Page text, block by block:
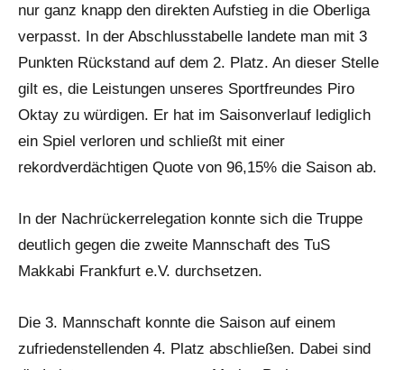
nur ganz knapp den direkten Aufstieg in die Oberliga
verpasst. In der Abschlusstabelle landete man mit 3
Punkten Rückstand auf dem 2. Platz. An dieser Stelle
gilt es, die Leistungen unseres Sportfreundes Piro
Oktay zu würdigen. Er hat im Saisonverlauf lediglich
ein Spiel verloren und schließt mit einer
rekordverdächtigen Quote von 96,15% die Saison ab.
In der Nachrückerrelegation konnte sich die Truppe
deutlich gegen die zweite Mannschaft des TuS
Makkabi Frankfurt e.V. durchsetzen.
Die 3. Mannschaft konnte die Saison auf einem
zufriedenstellenden 4. Platz abschließen. Dabei sind